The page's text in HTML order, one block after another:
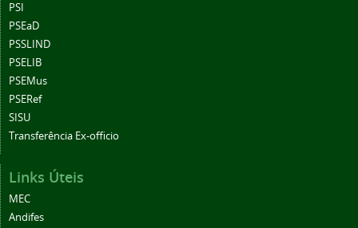
PSI
PSEaD
PSSLIND
PSELIB
PSEMus
PSERef
SISU
Transferência Ex-officio
Links Úteis
MEC
Andifes